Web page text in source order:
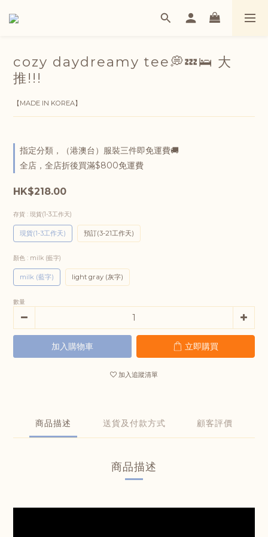
cozy daydreamy tee💭💤🛌 大
推!!!
【MADE IN KOREA】
指定分類，（港澳台）服裝三件即免運費🚚
全店，全店折後買滿$800免運費
HK$218.00
存貨 : 現貨(1-3工作天)
現貨(1-3工作天) 預訂(3-21工作天)
顏色 : milk (藍字)
milk (藍字) light gray (灰字)
數量
加入購物車 立即購買
加入追蹤清單
商品描述 送貨及付款方式 顧客評價
商品描述